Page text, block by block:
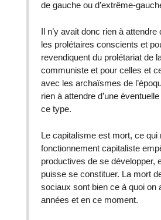
de gauche ou d’extrême-
Il n’y avait donc rien à
les prolétaires conscients et
revendiquent du prolétariat de
communiste et pour celles et
avec les archaïsmes de
rien à attendre d’une
ce type.
Le capitalisme est mort, ce qui
fonctionnement capitaliste
productives de se développer,
puisse se constituer. La mort
sociaux sont bien ce à quoi on
années et en ce moment.